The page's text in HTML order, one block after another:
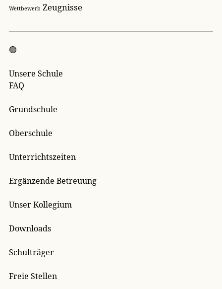
Wettbewerb Zeugnisse
🟢
Unsere Schule
FAQ
Grundschule
Oberschule
Unterrichtszeiten
Ergänzende Betreuung
Unser Kollegium
Downloads
Schulträger
Freie Stellen